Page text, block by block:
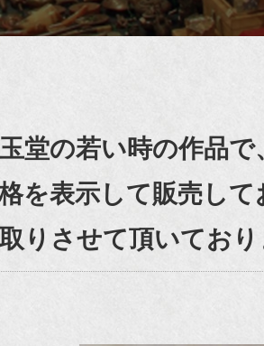
堂の若い時の作品で
を表示して販売し
りさせて頂いており